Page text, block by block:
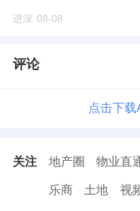
进深 08-08
评论
点击下
关注 地产圈 物业直
乐商 土地 视